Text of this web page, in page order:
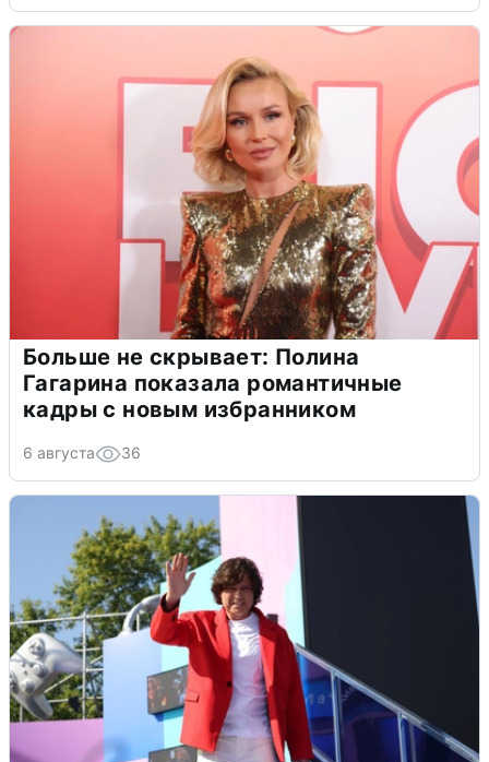
Больше не скрывает: Полина
Гагарина показала романтичные
кадры с новым избранником
6 августа 36